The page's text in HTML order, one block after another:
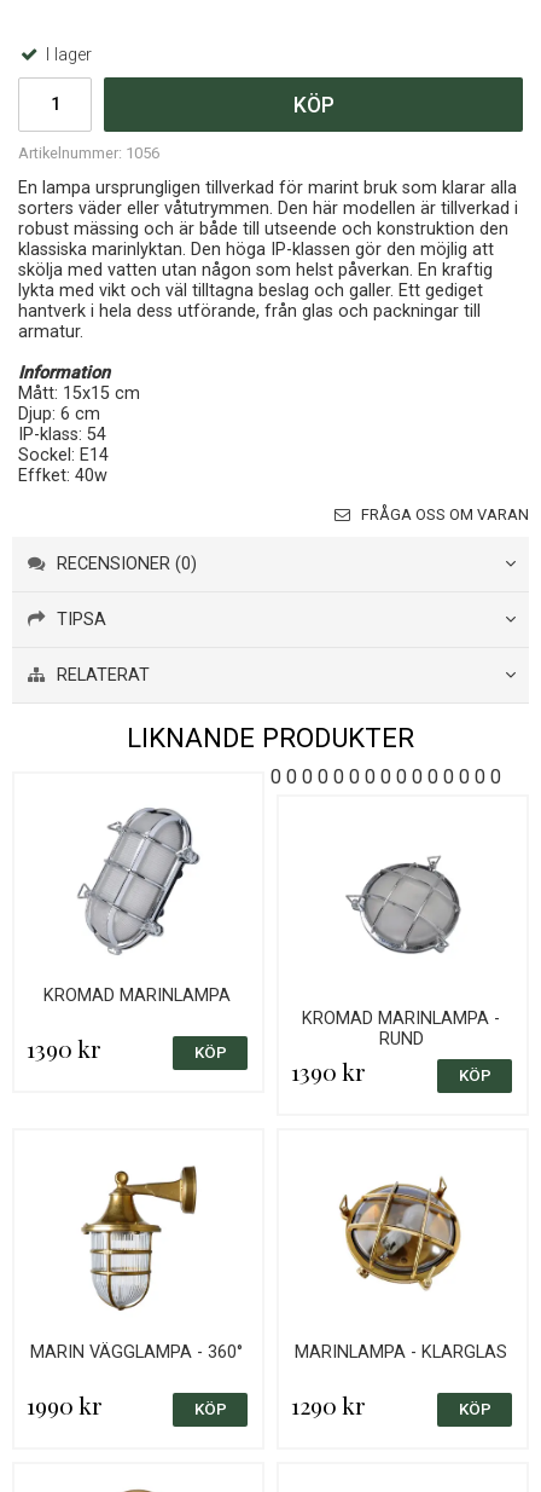
I lager
KÖP
Artikelnummer: 1056
En lampa ursprungligen tillverkad för marint bruk som klarar alla
sorters väder eller våtutrymmen. Den här modellen är tillverkad i
robust mässing och är både till utseende och konstruktion den
klassiska marinlyktan. Den höga IP-klassen gör den möjlig att
skölja med vatten utan någon som helst påverkan. En kraftig
lykta med vikt och väl tilltagna beslag och galler. Ett gediget
hantverk i hela dess utförande, från glas och packningar till
armatur.
Information
Mått: 15x15 cm
Djup: 6 cm
IP-klass: 54
Sockel: E14
Effket: 40w
FRÅGA OSS OM VARAN
RECENSIONER (0)
TIPSA
RELATERAT
LIKNANDE PRODUKTER
KROMAD MARINLAMPA
1390 kr
0
KROMAD MARINLAMPA -
RUND
1390 kr
0
MARIN VÄGGLAMPA - 360°
1990 kr
0
MARINLAMPA - KLARGLAS
1290 kr
0 0 0 0 0 0 0 0 0 0 0 0